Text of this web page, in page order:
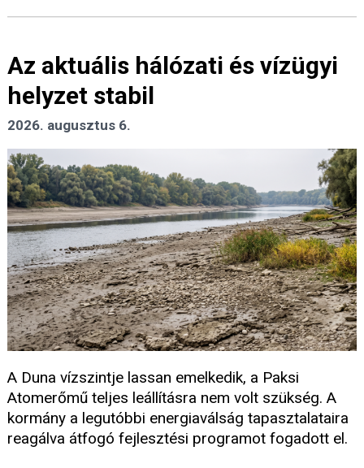
Az aktuális hálózati és vízügyi
helyzet stabil
2026. augusztus 6.
A Duna vízszintje lassan emelkedik, a Paksi
Atomerőmű teljes leállításra nem volt szükség. A
kormány a legutóbbi energiaválság tapasztalataira
reagálva átfogó fejlesztési programot fogadott el.